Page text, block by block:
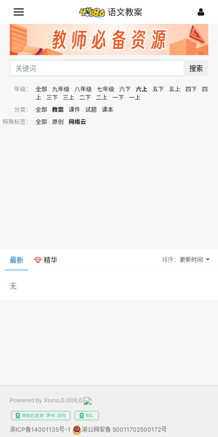
语文教案
搜索
年级： 全部 九年级 八年级 七年级 六下 六上 五下 五上 四下
四
上
三下 三上 二下 二上 一下
一上
分类：
全部 教案 课件 试题
课本
特殊标签：
全部 原创 网络云
最新 精华 排序：更新时间
无
Powered by Xiuno,0.006,6
渝ICP备14001135号-1 渝公网安备 50011702500172号